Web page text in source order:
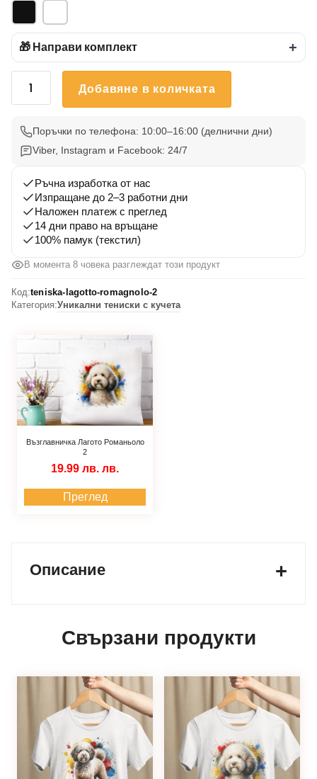
🎁 Направи комплект +
количество
Лагото
Романьоло
Добавяне в количката
Поръчки по телефона: 10:00–16:00 (делнични дни)
Viber, Instagram и Facebook: 24/7
Ръчна изработка от нас
Изпращане до 2–3 работни дни
Наложен платеж с преглед
14 дни право на връщане
100% памук (текстил)
В момента 8 човека разглеждат този продукт
Код:teniska-lagotto-romagnolo-2
Категория:Уникални тениски с кучета
Възглавничка Лагото Романьоло
2
19.99 лв. лв.
Преглед
Описание
Свързани продукти